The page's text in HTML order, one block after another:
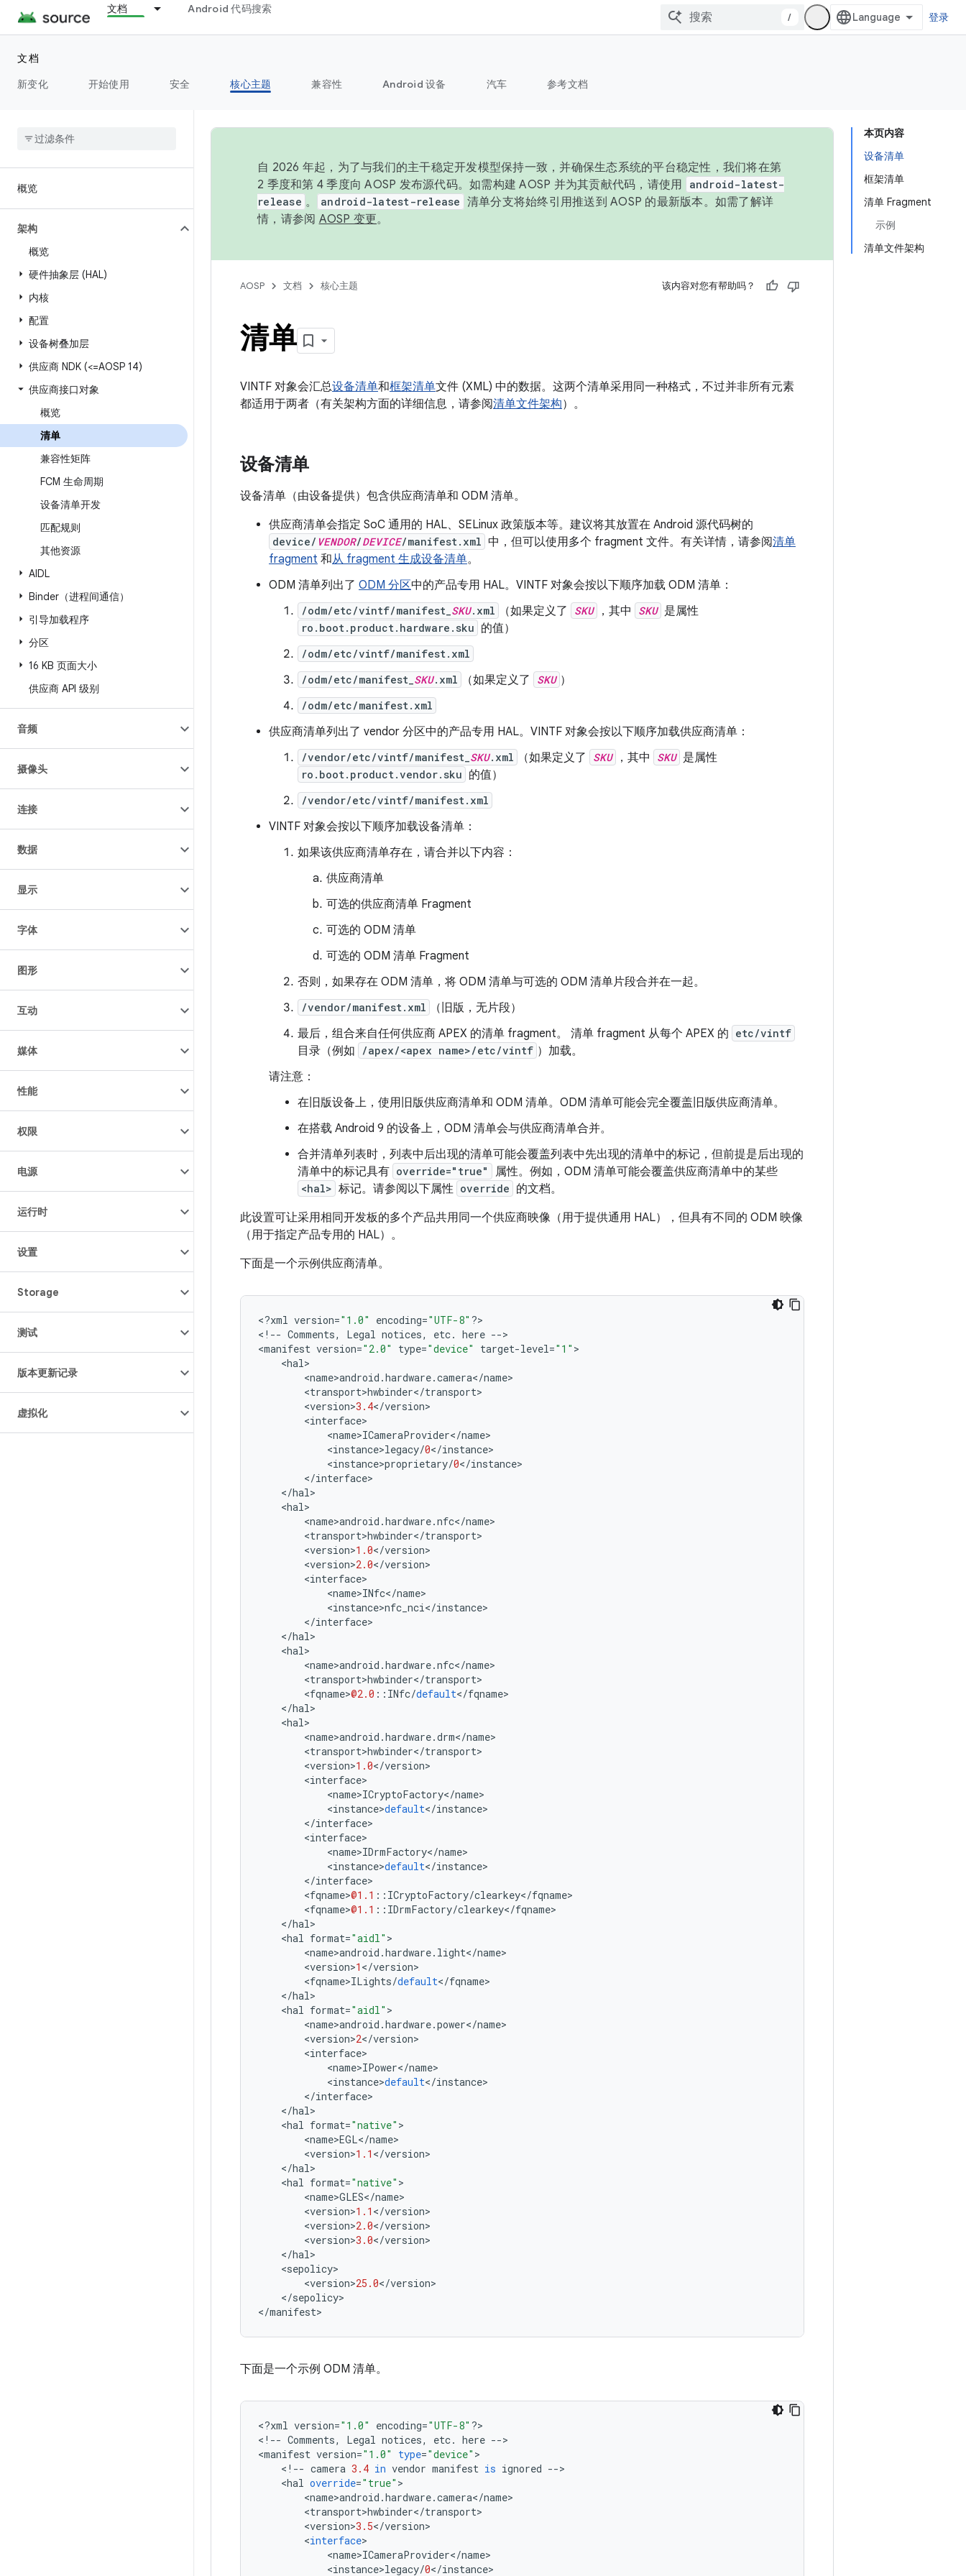
文档 Android 代码搜索
/ 登录
文档
新变化
开始使用 安全 核心主题 兼容性 Android 设备 汽车 参考文档
概览
架构
概览
硬件抽象层 (HAL)
内核
配置
设备树叠加层
供应商 NDK (<=AOSP 14)
供应商接口对象
概览
清单
兼容性矩阵
FCM 生命周期
设备清单开发
匹配规则
其他资源
AIDL
Binder（进程间通信）
引导加载程序
分区
16 KB 页面大小
供应商 API 级别
音频
摄像头
连接
数据
显示
字体
图形
互动
媒体
性能
权限
电源
运行时
设置
Storage
测试
版本更新记录
虚拟化
本页内容
设备清单
框架清单
清单 Fragment
示例
清单文件架构
自 2026 年起，为了与我们的主干稳定开发模型保持一致，并确保生态系统的平台稳定性，我们将在第
2 季度和第 4 季度向 AOSP 发布源代码。如需构建 AOSP 并为其贡献代码，请使用
android-latest-
release 。 android-latest-release 清单分支将始终引用推送到 AOSP 的最新版本。如需了解详
情，请参阅 AOSP 变更。
AOSP 文档 核心主题 该内容对您有帮助吗？
清单
VINTF 对象会汇总设备清单和框架清单文件 (XML) 中的数据。这两个清单采用同一种格式，不过并非所有元素
都适用于两者（有关架构方面的详细信息，请参阅清单文件架构）。
设备清单
设备清单（由设备提供）包含供应商清单和 ODM 清单。
供应商清单会指定 SoC 通用的 HAL、SELinux 政策版本等。建议将其放置在 Android 源代码树的
device/ VENDOR/DEVICE/manifest.xml 中，但可以使用多个 fragment 文件。有关详情，请参阅清单
fragment 和从 fragment 生成设备清单。
ODM 清单列出了 ODM 分区中的产品专用 HAL。VINTF 对象会按以下顺序加载 ODM 清单：
/odm/etc/vintf/manifest_ SKU.xml （如果定义了 SKU ，其中 SKU 是属性
ro.boot.product.hardware.sku 的值）
/odm/etc/vintf/manifest.xml
/odm/etc/manifest_ SKU.xml （如果定义了 SKU ）
/odm/etc/manifest.xml
供应商清单列出了 vendor 分区中的产品专用 HAL。VINTF 对象会按以下顺序加载供应商清单：
/vendor/etc/vintf/manifest_ SKU.xml （如果定义了 SKU ，其中 SKU 是属性
ro.boot.product.vendor.sku 的值）
/vendor/etc/vintf/manifest.xml
VINTF 对象会按以下顺序加载设备清单：
如果该供应商清单存在，请合并以下内容：
供应商清单
可选的供应商清单 Fragment
可选的 ODM 清单
可选的 ODM 清单 Fragment
否则，如果存在 ODM 清单，将 ODM 清单与可选的 ODM 清单片段合并在一起。
/vendor/manifest.xml
（旧版，无片段）
最后，组合来自任何供应商 APEX 的清单 fragment。 清单 fragment 从每个 APEX 的 etc/vintf
目录（例如 /apex/<apex name>/etc/vintf ）加载。
请注意：
在旧版设备上，使用旧版供应商清单和 ODM 清单。ODM 清单可能会完全覆盖旧版供应商清单。
在搭载 Android 9 的设备上，ODM 清单会与供应商清单合并。
合并清单列表时，列表中后出现的清单可能会覆盖列表中先出现的清单中的标记，但前提是后出现的
清单中的标记具有 override="true" 属性。例如，ODM 清单可能会覆盖供应商清单中的某些
<hal> 标记。请参阅以下属性 override 的文档。
此设置可让采用相同开发板的多个产品共用同一个供应商映像（用于提供通用 HAL），但具有不同的 ODM 映像
（用于指定产品专用的 HAL）。
下面是一个示例供应商清单。
<?xml version="1.0" encoding="UTF-8" ?>
< !-- Comments, Legal notices, etc. here -->
<manifest version="2.0" type="device" target-level="1" >
<hal>
<name>android .hardware.camera</name>
<transport>hwbinder</transport>
<version>3.4</version>
<interface>
<name>ICameraProvider</name>
<instance>legacy/0</instance>
<instance>proprietary/0</instance>
</interface>
</hal>
<hal>
<name>android .hardware.nfc</name>
<transport>hwbinder</transport>
<version>1.0</version>
<version>2.0</version>
<interface>
<name>INfc</name>
<instance>nfc_nci</instance>
</interface>
</hal>
<hal>
<name>android .hardware.nfc</name>
<transport>hwbinder</transport>
<fqname>@2.0 :: INfc/default</fqname>
</hal>
<hal>
<name>android .hardware.drm</name>
<transport>hwbinder</transport>
<version>1.0</version>
<interface>
<name>ICryptoFactory</name>
<instance>default</instance>
</interface>
<interface>
<name>IDrmFactory</name>
<instance>default</instance>
</interface>
<fqname>@1.1 :: ICryptoFactory/clearkey</fqname>
<fqname>@1.1 :: IDrmFactory/clearkey</fqname>
</hal>
<hal format="aidl" >
<name>android .hardware. light</name>
<version>1 </version>
<fqname>ILights/default</fqname>
</hal>
<hal format="aidl" >
<name>android .hardware.power</name>
<version>2</version>
<interface>
<name>IPower</name>
<instance>default</instance>
</interface>
</hal>
<hal format="native" >
<name>EGL</name>
<version>1.1 </version>
</hal>
<hal format="native" >
<name>GLES</name>
<version>1.1 </version>
<version>2.0</version>
<version>3.0</version>
</hal>
<sepolicy>
<version>25.0</version>
</sepolicy>
</manifest>
下面是一个示例 ODM 清单。
<?xml version="1.0" encoding="UTF-8" ?>
< ! -- Comments, Legal notices, etc. here -->
<manifest version="1.0" type="device" >
< ! -- camera 3.4 in vendor manifest is ignored -->
<hal override="true" >
<name>android .hardware.camera</name>
<transport>hwbinder</transport>
<version>3.5</version>
<interface>
<name>ICameraProvider</name>
<instance>legacy/0</instance>